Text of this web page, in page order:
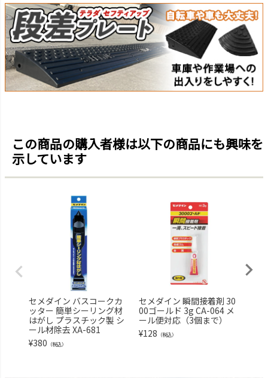
この商品の購入者様は以下の商品にも興味を
示しています
セメダイン バスコークカ
ッター 簡単シーリング材
はがし プラスチック製 シ
ール材除去 XA-681
¥380 （税込）
セメダイン 瞬間接着剤 30
00ゴールド 3g CA-064 メ
ール便対応（3個まで）
¥128 （税込）